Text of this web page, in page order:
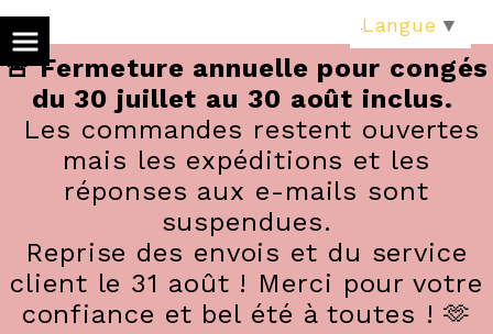
🚨 Fermeture annuelle pour congés
du 30 juillet au 30 août inclus.
Les commandes restent ouvertes
mais les expéditions et les
réponses aux e-mails sont
suspendues.
Reprise des envois et du service
client le 31 août ! Merci pour votre
confiance et bel été à toutes ! 🫶
Langue ▼